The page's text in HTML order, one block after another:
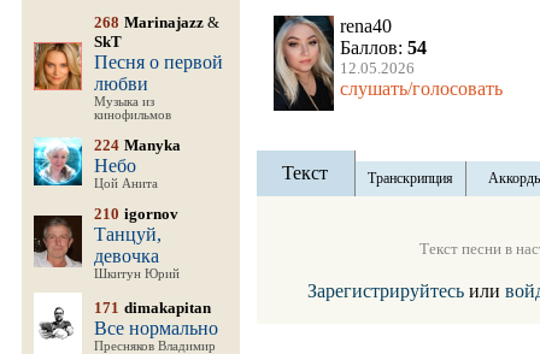
268 Marinajazz &
SkT
Песня о первой
любви
Музыка из
кинофильмов
224 Manyka
Небо
Цой Анита
210 igornov
Танцуй,
девочка
Шкитун Юрий
171 dimakapitan
Все нормально
Пресняков Владимир
rena40
Баллов: 54
12.05.2026
слушать/голосовать
Текст Транскрипция
Текст песни в
Зарегистрируйтесь или